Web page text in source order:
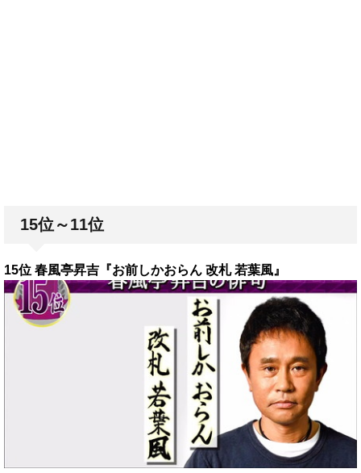
15位～11位
15位 春風亭昇吉『お前しかおらん 改札 若葉風』